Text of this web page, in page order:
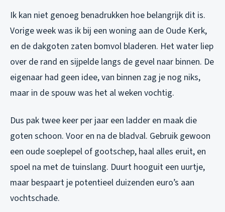
Ik kan niet genoeg benadrukken hoe belangrijk dit is.
Vorige week was ik bij een woning aan de Oude Kerk,
en de dakgoten zaten bomvol bladeren. Het water liep
over de rand en sijpelde langs de gevel naar binnen. De
eigenaar had geen idee, van binnen zag je nog niks,
maar in de spouw was het al weken vochtig.
Dus pak twee keer per jaar een ladder en maak die
goten schoon. Voor en na de bladval. Gebruik gewoon
een oude soeplepel of gootschep, haal alles eruit, en
spoel na met de tuinslang. Duurt hooguit een uurtje,
maar bespaart je potentieel duizenden euro’s aan
vochtschade.